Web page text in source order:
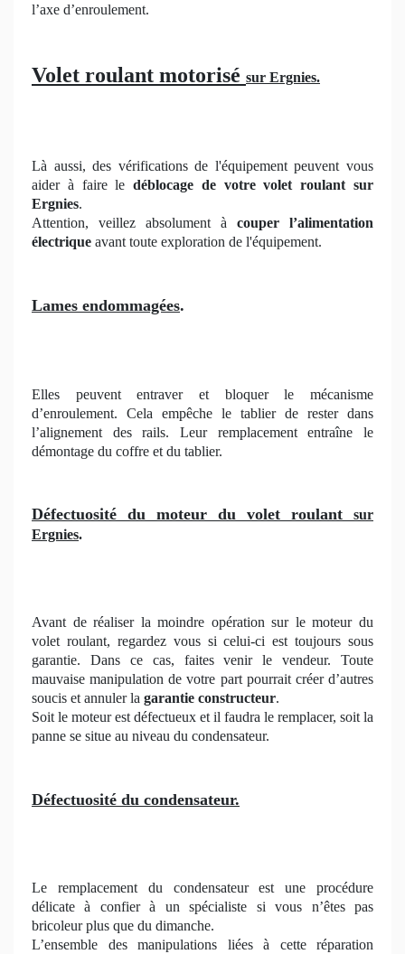
l’axe d’enroulement.
Volet roulant motorisé sur Ergnies.
Là aussi, des vérifications de l'équipement peuvent vous
aider à faire ledéblocage de votre volet roulant sur
Ergnies.
Attention, veillez absolument à couper l’alimentation
électrique avant toute exploration de l'équipement.
Lames endommagées.
Elles peuvent entraver et bloquer le mécanisme
d’enroulement. Cela empêche le tablier de rester dans
l’alignement des rails. Leur remplacement entraîne le
démontage du coffre et du tablier.
Défectuosité du moteur du volet roulant sur
Ergnies.
Avant de réaliser la moindre opération sur le moteur du
volet roulant, regardez vous si celui-ci est toujours sous
garantie. Dans ce cas, faites venir le vendeur. Toute
mauvaise manipulation de votre part pourrait créer d’autres
soucis et annuler la garantie constructeur.
Soit le moteur est défectueux et il faudra le remplacer, soit la
panne se situe au niveau du condensateur.
Défectuosité du condensateur.
Le remplacement du condensateur est une procédure
délicate à confier à un spécialiste si vous n’êtes pas
bricoleur plus que du dimanche.
L’ensemble des manipulations liées à cette réparation